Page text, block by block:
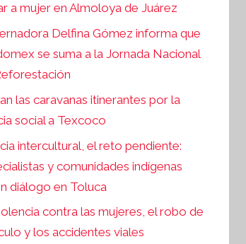
a mujer en Almoloya de Juárez
Delfina Gómez informa que
se suma a la Jornada Nacional
las caravanas itinerantes por la
social a Texcoco
intercultural, el reto pendiente:
y comunidades indígenas
diálogo en Toluca
contra las mujeres, el robo de
y los accidentes viales